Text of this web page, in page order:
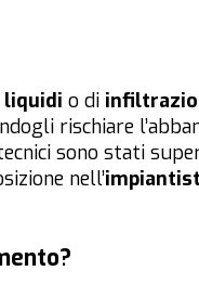
liquidi o di
rischiare
sono stati
nell’